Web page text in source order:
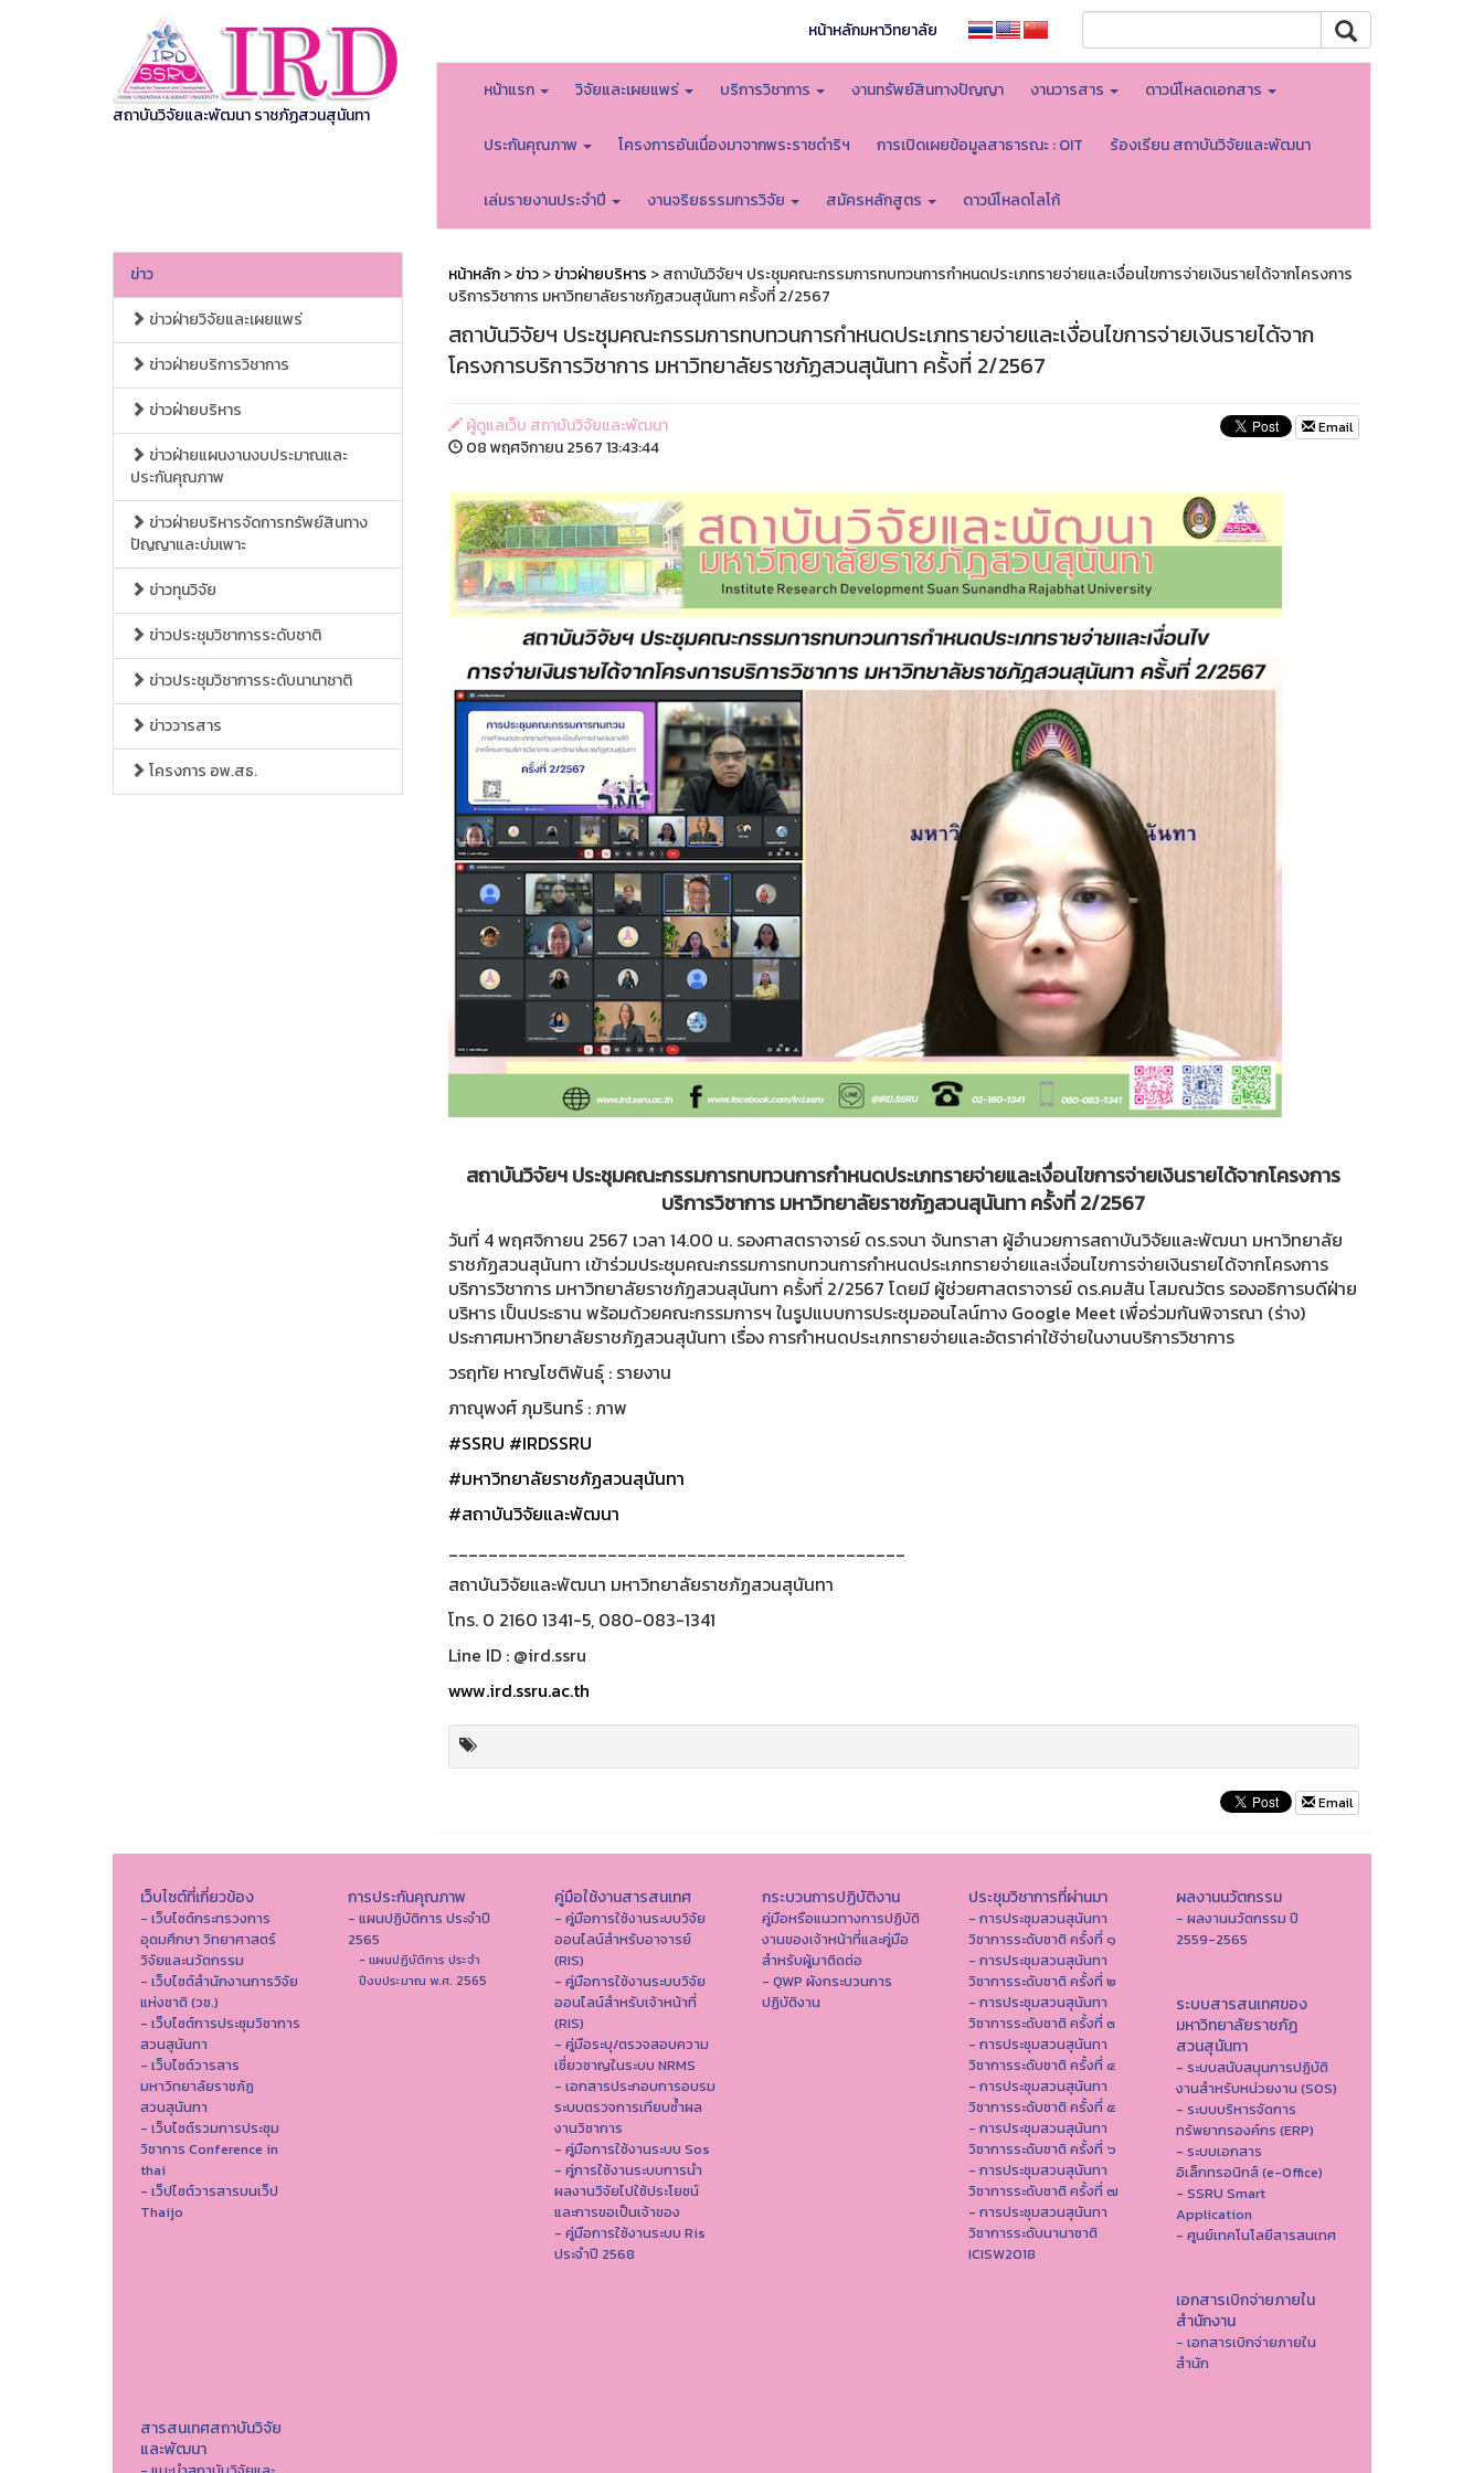
สถาบันวิจัยและพัฒนา ราชภัฏสวนสุนันทา
หน้าหลักมหาวิทยาลัย
หน้าแรก วิจัยและเผยแพร่ บริการวิชาการ งานทรัพย์สินทางปัญญา งานวารสาร ดาวน์โหลดเอกสาร
ประกันคุณภาพ โครงการอันเนื่องมาจากพระราชดำริฯ การเปิดเผยข้อมูลสาธารณะ : OIT ร้องเรียน สถาบันวิจัยและพัฒนา
เล่มรายงานประจำปี งานจริยธรรมการวิจัย สมัครหลักสูตร ดาวน์โหลดโลโก้
ข่าว
ข่าวฝ่ายวิจัยและเผยแพร่
ข่าวฝ่ายบริการวิชาการ
ข่าวฝ่ายบริหาร
ข่าวฝ่ายแผนงานงบประมาณและ
ประกันคุณภาพ
ข่าวฝ่ายบริหารจัดการทรัพย์สินทาง
ปัญญาและบ่มเพาะ
ข่าวทุนวิจัย
ข่าวประชุมวิชาการระดับชาติ
ข่าวประชุมวิชาการระดับนานาชาติ
ข่าววารสาร
โครงการ อพ.สธ.
หน้าหลัก>ข่าว>ข่าวฝ่ายบริหาร > สถาบันวิจัยฯ ประชุมคณะกรรมการทบทวนการกำหนดประเภทรายจ่ายและเงื่อนไขการจ่ายเงินรายได้จากโครงการ
บริการวิชาการ มหาวิทยาลัยราชภัฏสวนสุนันทา ครั้งที่ 2/2567
สถาบันวิจัยฯ ประชุมคณะกรรมการทบทวนการกำหนดประเภทรายจ่ายและเงื่อนไขการจ่ายเงินรายได้จาก
โครงการบริการวิชาการ มหาวิทยาลัยราชภัฏสวนสุนันทา ครั้งที่ 2/2567
ผู้ดูแลเว็บ สถาบันวิจัยและพัฒนา
08 พฤศจิกายน 2567 13:43:44
Email
สถาบันวิจัยฯ ประชุมคณะกรรมการทบทวนการกำหนดประเภทรายจ่ายและเงื่อนไขการจ่ายเงินรายได้จากโครงการ
บริการวิชาการ มหาวิทยาลัยราชภัฏสวนสุนันทา ครั้งที่ 2/2567
วันที่ 4 พฤศจิกายน 2567 เวลา 14.00 น. รองศาสตราจารย์ ดร.รจนา จันทราสา ผู้อำนวยการสถาบันวิจัยและพัฒนา มหาวิทยาลัย
ราชภัฏสวนสุนันทา เข้าร่วมประชุมคณะกรรมการทบทวนการกำหนดประเภทรายจ่ายและเงื่อนไขการจ่ายเงินรายได้จากโครงการ
บริการวิชาการ มหาวิทยาลัยราชภัฏสวนสุนันทา ครั้งที่ 2/2567 โดยมี ผู้ช่วยศาสตราจารย์ ดร.คมสัน โสมณวัตร รองอธิการบดีฝ่าย
บริหาร เป็นประธาน พร้อมด้วยคณะกรรมการฯ ในรูปแบบการประชุมออนไลน์ทาง Google Meet เพื่อร่วมกันพิจารณา (ร่าง)
ประกาศมหาวิทยาลัยราชภัฏสวนสุนันทา เรื่อง การกำหนดประเภทรายจ่ายและอัตราค่าใช้จ่ายในงานบริการวิชาการ
วรฤทัย หาญโชติพันธุ์ : รายงาน
ภาณุพงศ์ ภุมรินทร์ : ภาพ
#SSRU #IRDSSRU
#มหาวิทยาลัยราชภัฏสวนสุนันทา
#สถาบันวิจัยและพัฒนา
______________________________________________
สถาบันวิจัยและพัฒนา มหาวิทยาลัยราชภัฏสวนสุนันทา
โทร. 0 2160 1341-5, 080-083-1341
Line ID : @ird.ssru
www.ird.ssru.ac.th
Email
เว็บไซต์ที่เกี่ยวข้อง
- เว็บไซต์กระทรวงการ
อุดมศึกษา วิทยาศาสตร์
วิจัยและนวัตกรรม
- เว็บไซต์สำนักงานการวิจัย
แห่งชาติ (วช.)
- เว็บไซต์การประชุมวิชาการ
สวนสุนันทา
- เว็บไซต์วารสาร
มหาวิทยาลัยราชภัฏ
สวนสุนันทา
- เว็บไซต์รวมการประชุม
วิชาการ Conference in
thai
- เว็ปไซต์วารสารบนเว็ป
Thaijo
การประกันคุณภาพ
- แผนปฏิบัติการ ประจำปี
2565
- แผนปฏิบัติการ ประจำ
ปีงบประมาณ พ.ศ. 2565
คู่มือใช้งานสารสนเทศ
- คู่มือการใช้งานระบบวิจัย
ออนไลน์สำหรับอาจารย์
(RIS)
- คู่มือการใช้งานระบบวิจัย
ออนไลน์สำหรับเจ้าหน้าที่
(RIS)
- คู่มือระบุ/ตรวจสอบความ
เชี่ยวชาญในระบบ NRMS
- เอกสารประกอบการอบรม
ระบบตรวจการเทียบซ้ำผล
งานวิชาการ
- คู่มือการใช้งานระบบ Sos
- คู่การใช้งานระบบการนำ
ผลงานวิจัยไปใช้ประโยชน์
และการขอเป็นเจ้าของ
- คู่มือการใช้งานระบบ Ris
ประจำปี 2568
กระบวนการปฏิบัติงาน
คู่มือหรือแนวทางการปฏิบัติ
งานของเจ้าหน้าที่และคู่มือ
สำหรับผู้มาติดต่อ
- QWP ผังกระบวนการ
ปฏิบัติงาน
ประชุมวิชาการที่ผ่านมา
- การประชุมสวนสุนันทา
วิชาการระดับชาติ ครั้งที่ ๑
- การประชุมสวนสุนันทา
วิชาการระดับชาติ ครั้งที่ ๒
- การประชุมสวนสุนันทา
วิชาการระดับชาติ ครั้งที่ ๓
- การประชุมสวนสุนันทา
วิชาการระดับชาติ ครั้งที่ ๔
- การประชุมสวนสุนันทา
วิชาการระดับชาติ ครั้งที่ ๕
- การประชุมสวนสุนันทา
วิชาการระดับชาติ ครั้งที่ ๖
- การประชุมสวนสุนันทา
วิชาการระดับชาติ ครั้งที่ ๗
- การประชุมสวนสุนันทา
วิชาการระดับนานาชาติ
ICISW2018
ผลงานนวัตกรรม
- ผลงานนวัตกรรม ปี
2559-2565
ระบบสารสนเทศของ
มหาวิทยาลัยราชภัฏ
สวนสุนันทา
- ระบบสนับสนุนการปฏิบัติ
งานสำหรับหน่วยงาน (SOS)
- ระบบบริหารจัดการ
ทรัพยากรองค์กร (ERP)
- ระบบเอกสาร
อิเล็กทรอนิกส์ (e-Office)
- SSRU Smart
Application
- ศูนย์เทคโนโลยีสารสนเทศ
เอกสารเบิกจ่ายภายใน
สำนักงาน
- เอกสารเบิกจ่ายภายใน
สำนัก
สารสนเทศสถาบันวิจัย
และพัฒนา